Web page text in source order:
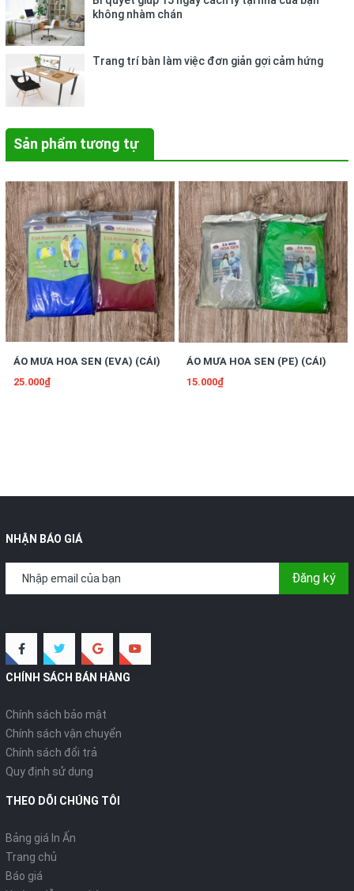
không nhàm chán
Trang trí bàn làm việc đơn giản gợi cảm hứng
Sản phẩm tương tự
ÁO MƯA HOA SEN (EVA) (CÁI)
25.000₫
ÁO MƯA HOA SEN (PE) (CÁI)
15.000₫
NHẬN BÁO GIÁ
Đăng ký
CHÍNH SÁCH BÁN HÀNG
Chính sách bảo mật
Chính sách vận chuyển
Chính sách đổi trả
Quy định sử dụng
THEO DÕI CHÚNG TÔI
Bảng giá In Ấn
Trang chủ
Báo giá